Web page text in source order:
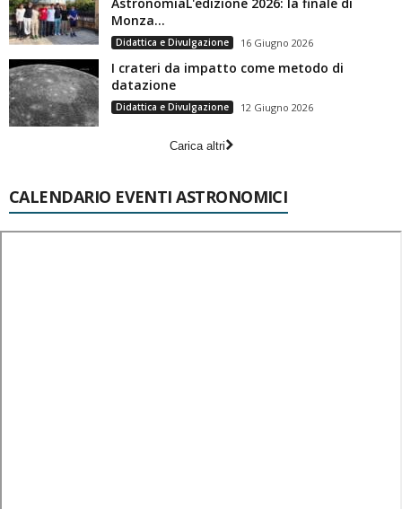
Monza...
Didattica e Divulgazione 16 Giugno 2026
I crateri da impatto come metodo di
datazione
Didattica e Divulgazione 12 Giugno 2026
Carica altri
CALENDARIO EVENTI ASTRONOMICI